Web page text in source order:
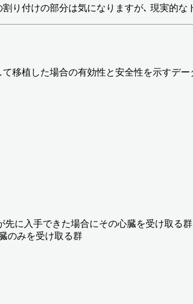
り付けの部分は気になりますが､ 現実的な
移植した場合の有効性と安全性を示すデー
に入手できた場合にその心臓を受け取る群
のみを受け取る群